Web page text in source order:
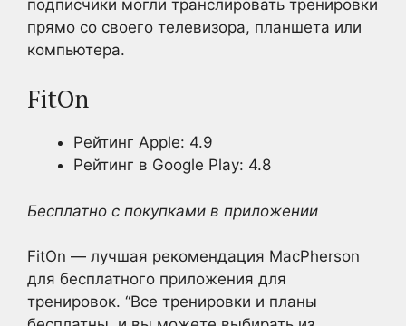
подписчики могли транслировать тренировки
прямо со своего телевизора, планшета или
компьютера.
FitOn
Рейтинг Apple: 4.9
Рейтинг в Google Play: 4.8
Бесплатно с покупками в приложении
FitOn — лучшая рекомендация MacPherson
для бесплатного приложения для
тренировок. “Все тренировки и планы